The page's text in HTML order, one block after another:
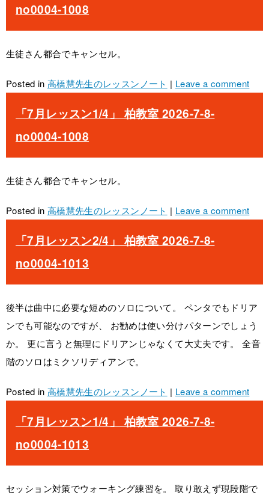
no0004-1008
生徒さん都合でキャンセル。
Posted in 高橋慧先生のレッスンノート | Leave a comment
「7月レッスン1/4」 柏教室 2026-7-8-
no0004-1008
生徒さん都合でキャンセル。
Posted in 高橋慧先生のレッスンノート | Leave a comment
「7月レッスン2/4」 柏教室 2026-7-8-
no0004-1013
後半は曲中に必要な短めのソロについて。 ペンタでもドリア
ンでも可能なのですが、 お勧めは使い分けパターンでしょう
か。 更に言うと無理にドリアンじゃなくて大丈夫です。 全音
階のソロはミクソリディアンで。
Posted in 高橋慧先生のレッスンノート | Leave a comment
「7月レッスン1/4」 柏教室 2026-7-8-
no0004-1013
セッション対策でウォーキング練習を。 取り敢えず現段階で